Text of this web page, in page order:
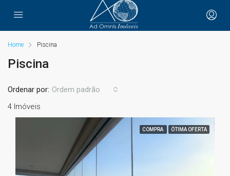
Home Piscina
Piscina
4 Imóveis
Ordenar por: Ordem padrão
COMPRA ÓTIMA OFERTA